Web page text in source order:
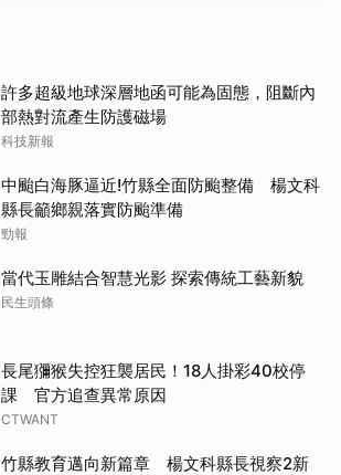
許多超級地球深層地函可能為固態，阻斷內
部熱對流產生防護磁場
科技新報
中颱白海豚逼近!竹縣全面防颱整備 楊文科
縣長籲鄉親落實防颱準備
勁報
當代玉雕結合智慧光影 探索傳統工藝新貌
民生頭條
長尾獼猴失控狂襲居民！18人掛彩40校停
課 官方追查異常原因
CTWANT
竹縣教育邁向新篇章 楊文科縣長視察2新